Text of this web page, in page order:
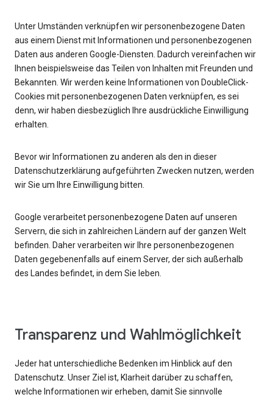
Unter Umständen verknüpfen wir personenbezogene Daten
aus einem Dienst mit Informationen und personenbezogenen
Daten aus anderen Google-Diensten. Dadurch vereinfachen wir
Ihnen beispielsweise das Teilen von Inhalten mit Freunden und
Bekannten. Wir werden keine Informationen von DoubleClick-
Cookies mit personenbezogenen Daten verknüpfen, es sei
denn, wir haben diesbezüglich Ihre ausdrückliche Einwilligung
erhalten.
Bevor wir Informationen zu anderen als den in dieser
Datenschutzerklärung aufgeführten Zwecken nutzen, werden
wir Sie um Ihre Einwilligung bitten.
Google verarbeitet personenbezogene Daten auf unseren
Servern, die sich in zahlreichen Ländern auf der ganzen Welt
befinden. Daher verarbeiten wir Ihre personenbezogenen
Daten gegebenenfalls auf einem Server, der sich außerhalb
des Landes befindet, in dem Sie leben.
Transparenz und Wahlmöglichkeit
Jeder hat unterschiedliche Bedenken im Hinblick auf den
Datenschutz. Unser Ziel ist, Klarheit darüber zu schaffen,
welche Informationen wir erheben, damit Sie sinnvolle